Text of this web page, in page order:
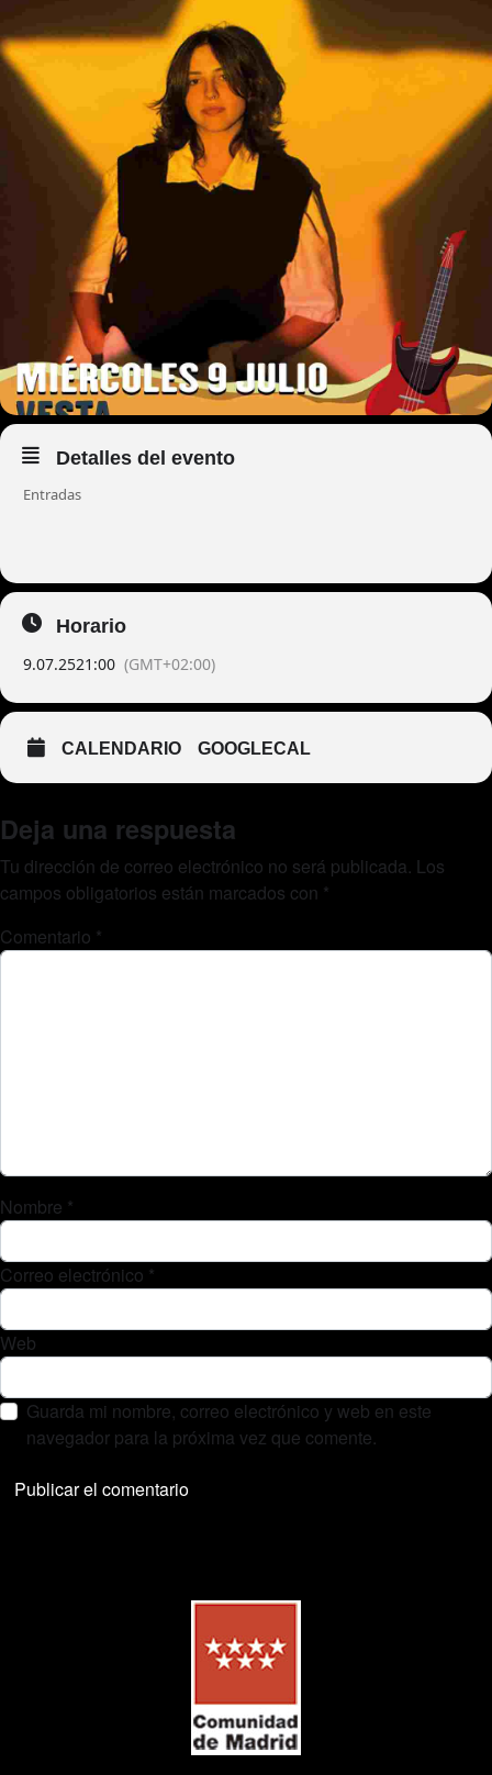
Detalles del evento
Entradas
Horario
9.07.2521:00 (GMT+02:00)
CALENDARIO GOOGLECAL
Deja una respuesta
Tu dirección de correo electrónico no será publicada. Los
campos obligatorios están marcados con *
Comentario *
Nombre *
Correo electrónico *
Web
Guarda mi nombre, correo electrónico y web en este
navegador para la próxima vez que comente.